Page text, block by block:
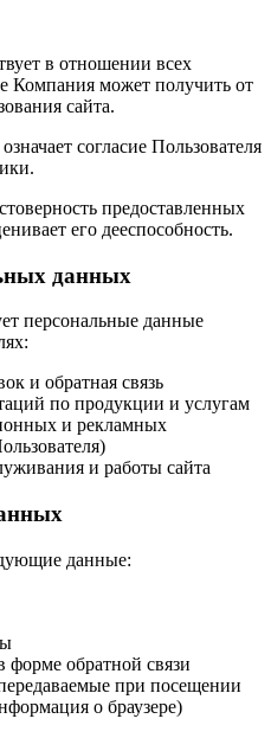
в отношении всех
Компания может получить от
сайта.
согласие Пользователя
предоставленных
его дееспособность.
данных
персональные данные
и обратная связь
по продукции и услугам
и рекламных
и работы сайта
данные:
обратной связи
при посещении
о браузере)